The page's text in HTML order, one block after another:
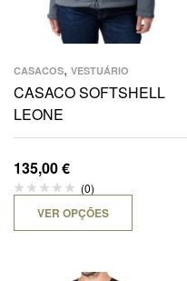
CASACOS, VESTUÁRIO
CASACO SOFTSHELL
LEONE
135,00€
(0)
VER OPÇÕES